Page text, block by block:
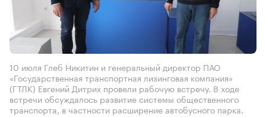
10 июля Глеб Никитин и генеральный директор ПАО
«Государственная транспортная лизинговая компания»
(ГТЛК) Евгений Дитрих провели рабочую встречу. В ходе
встречи обсуждалось развитие системы общественного
транспорта, в частности расширение автобусного парка.